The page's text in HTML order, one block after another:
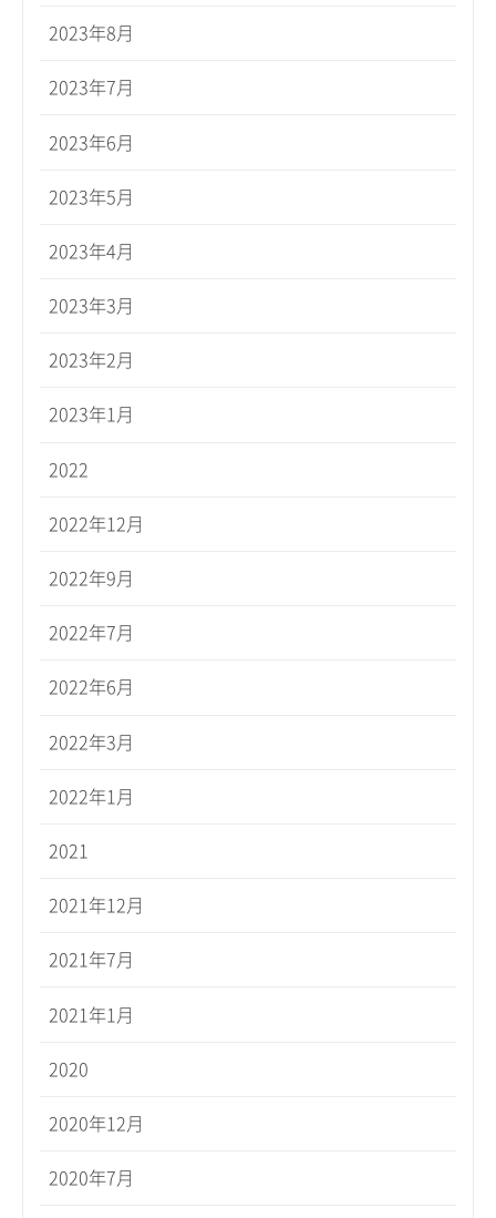
2023年8月
2023年7月
2023年6月
2023年5月
2023年4月
2023年3月
2023年2月
2023年1月
2022
2022年12月
2022年9月
2022年7月
2022年6月
2022年3月
2022年1月
2021
2021年12月
2021年7月
2021年1月
2020
2020年12月
2020年7月